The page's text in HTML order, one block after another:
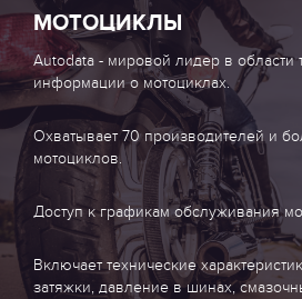
МОТОЦИКЛЫ
Autodata - мировой лидер в области
информации о мотоциклах.
Охватывает 70 производителей и
мотоциклов.
Доступ к графикам обслуживания
Включает технические
затяжки, давление в шинах,